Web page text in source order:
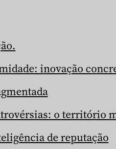
inovação
o território
de reputação